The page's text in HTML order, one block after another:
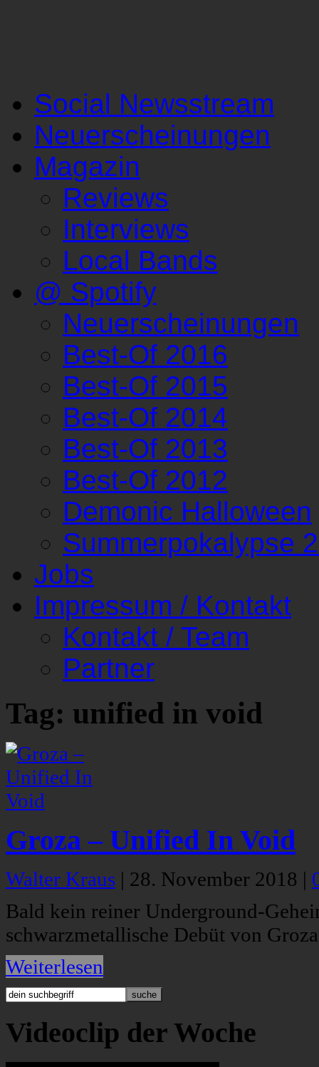
Social Newsstream
Neuerscheinungen
Magazin
Reviews
Interviews
Local Bands
@ Spotify
Neuerscheinungen
Best-Of 2016
Best-Of 2015
Best-Of 2014
Best-Of 2013
Best-Of 2012
Demonic Halloween
Summerpokalypse
Jobs
Impressum / Kontakt
Kontakt / Team
Partner
Tag: unified in void
Groza – Unified In Void
Walter Kraus | 28. November 2018 |
Bald kein reiner Underground-
schwarzmetallische Debüt von
Weiterlesen
Videoclip der Woche